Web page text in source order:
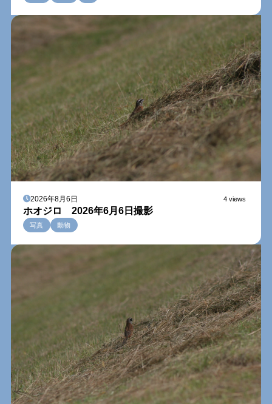
2026年8月6日 4 views
ホオジロ 2026年6月6日撮影
写真 動物